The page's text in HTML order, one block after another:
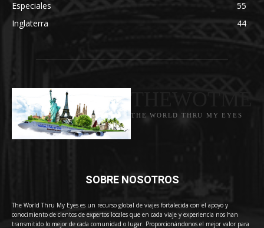
Especiales
55
Inglaterra
44
THE WORLD THRU MY EYES
SOBRE NOSOTROS
The World Thru My Eyes es un recurso global de viajes fortalecida con el apoyo y
conocimiento de cientos de expertos locales que en cada viaje y experiencia nos han
transmitido lo mejor de cada comunidad o lugar. Proporcionándonos el mejor valor para